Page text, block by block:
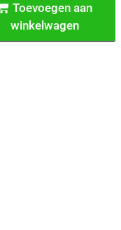
Toevoegen aan
winkelwagen